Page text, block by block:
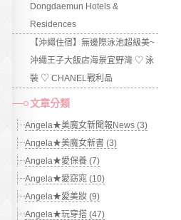
Dongdaemun Hotels &
Residences
【沖繩住宿】無邊際泳池超級美~
沖繩王子大飯店海景宜野灣 ♡ 泳
裝 ♡ CHANEL戰利品
文章分類
Angela★美魔女新聞報News (3)
Angela★美魔女新書 (3)
Angela★愛保養 (7)
Angela★愛窈窕 (10)
Angela★愛美妝 (9)
Angela★玩穿搭 (47)